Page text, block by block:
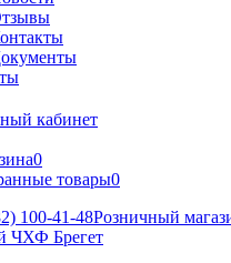
кабинет
0
товары0
100-41-48Розничный
ЧХФ Брегет